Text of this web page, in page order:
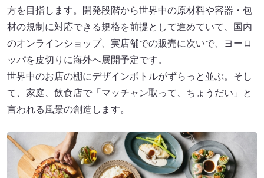
方を目指します。開発段階から世界中の原材料や容器・包
材の規制に対応できる規格を前提として進めていて、国内
のオンラインショップ、実店舗での販売に次いで、ヨーロ
ッパを皮切りに海外へ展開予定です。
世界中のお店の棚にデザインボトルがずらっと並ぶ。そし
て、家庭、飲食店で「マッチャン取って、ちょうだい」と
言われる風景の創造します。